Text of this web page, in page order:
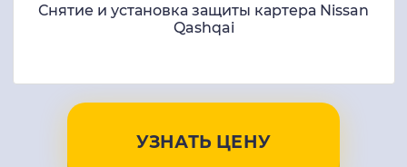
Снятие и установка защиты картера Nissan
Qashqai
УЗНАТЬ ЦЕНУ